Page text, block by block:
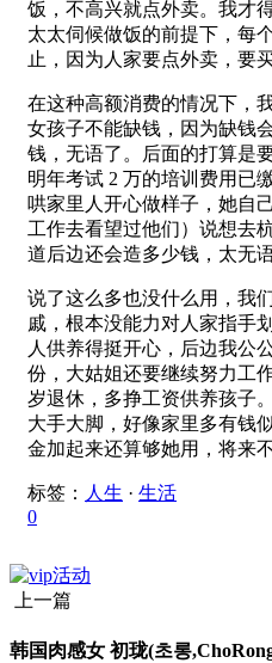
饭，不高兴就点外卖。我才
太太伺候做饭的前提下，每
止，因为人家要点外卖，要
在这种高额消费的情况下，
女孩子不能缺钱，因为缺钱
钱，无语了。后面的打算是
明年考试 2 万的培训费用已
哄家里人开心做样子，她自
工作去看望过他们）说想去
道后边还会造多少钱，太无语
说了这么多也没什么用，我
戚，根本没能力对人家指手
人供养得挺开心，后边我公
份，大姑姐还要继续努力工
岁退休，多挣工资供养孩子
大手大脚，好像家里多有钱
金加起来还算够她用，将来
标签： 人生 · 生活
0
上一篇
韩国肉感女 初珑(초롱